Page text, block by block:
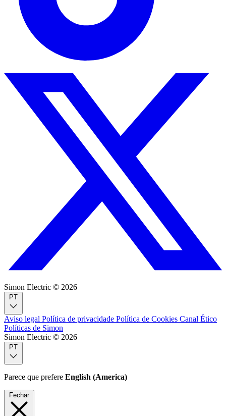
Simon Electric © 2026
Aviso legal Política de privacidade Política de Cookies Canal Ético
Políticas de Simon
Simon Electric © 2026
Parece que prefere English (America)
Fechar